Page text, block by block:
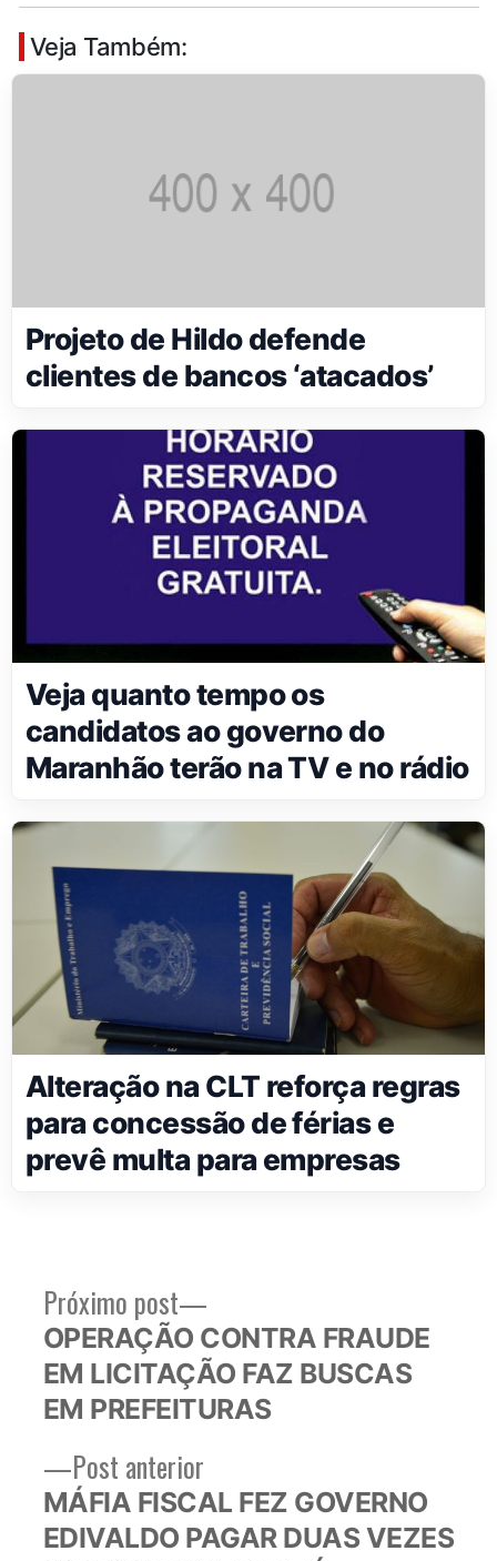
Veja Também:
Projeto de Hildo defende
clientes de bancos ‘atacados’
Veja quanto tempo os
candidatos ao governo do
Maranhão terão na TV e no rádio
Alteração na CLT reforça regras
para concessão de férias e
prevê multa para empresas
Navegação
de
Post
Post anteriorPost
anterior:
MÁFIA FISCAL FEZ GOVERNO
EDIVALDO PAGAR DUAS VEZES
Próximo post
Próximo
post:
OPERAÇÃO CONTRA FRAUDE
EM LICITAÇÃO FAZ BUSCAS
EM PREFEITURAS